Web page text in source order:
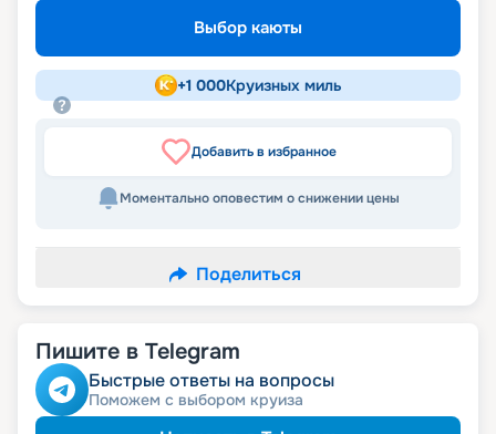
Выбор каюты
+1 000Круизных миль
Добавить в избранное
Моментально оповестим о снижении цены
Поделиться
Пишите в Telegram
Быстрые ответы на вопросы
Поможем с выбором круиза